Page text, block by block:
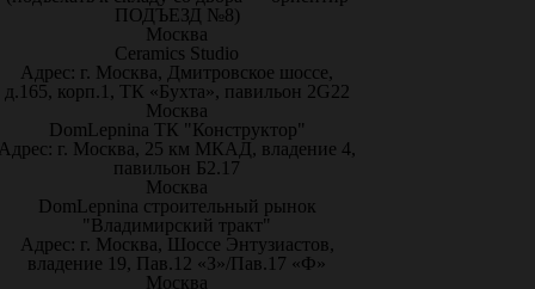
ПОДЪЕЗД №8)
Москва
Ceramics Studio
Адрес: г. Москва, Дмитровское шоссе,
д.165, корп.1, ТК «Бухта», павильон 2G22
Москва
DomLepnina ТК "Конструктор"
г. Москва, 25 км МКАД, владение 4,
павильон Б2.17
Москва
DomLepnina строительный рынок
"Владимирский тракт"
Адрес: г. Москва, Шоссе Энтузиастов,
владение 19, Пав.12 «З»/Пав.17 «Ф»
Москва